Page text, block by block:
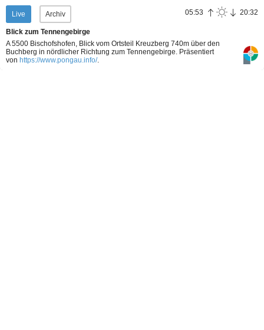
Live Archiv 05:53 20:32
Blick zum Tennengebirge
A 5500 Bischofshofen, Blick vom Ortsteil Kreuzberg 740m über den
Buchberg in nördlicher Richtung zum Tennengebirge. Präsentiert
von https://www.pongau.info/.